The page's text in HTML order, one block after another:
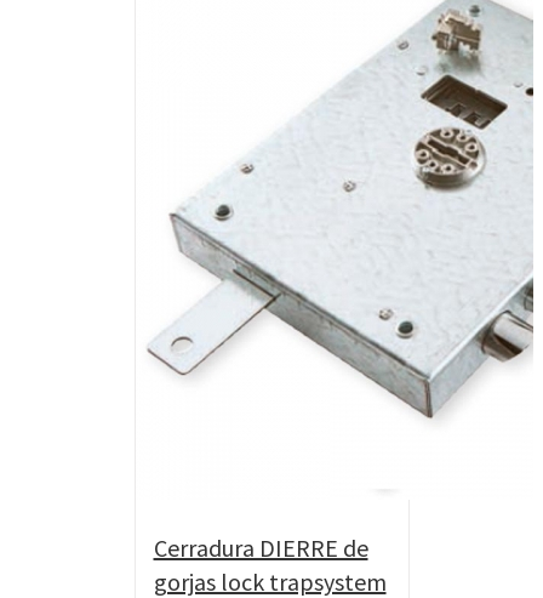
Cerradura DIERRE de
gorjas lock trapsystem